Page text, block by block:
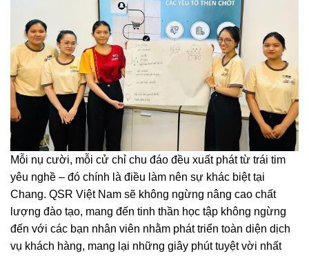
Mỗi nụ cười, mỗi cử chỉ chu đáo đều xuất phát từ trái tim
yêu nghề – đó chính là điều làm nên sự khác biệt tại
Chang. QSR Việt Nam sẽ không ngừng nâng cao chất
lượng đào tạo, mang đến tinh thần học tập không ngừng
đến với các bạn nhân viên nhằm phát triển toàn diện dịch
vụ khách hàng, mang lại những giây phút tuyệt vời nhất